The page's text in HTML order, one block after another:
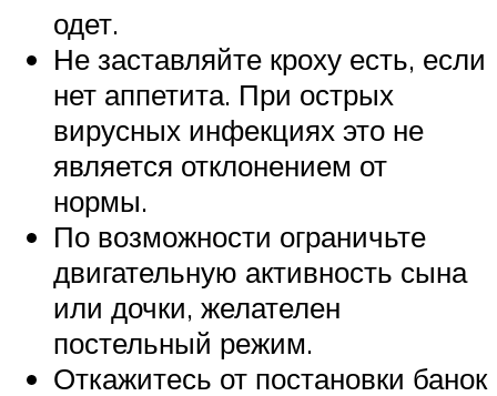
одет.
Не заставляйте кроху есть, если
нет аппетита. При острых
вирусных инфекциях это не
является отклонением от
нормы.
По возможности ограничьте
двигательную активность сына
или дочки, желателен
постельный режим.
Откажитесь от постановки банок